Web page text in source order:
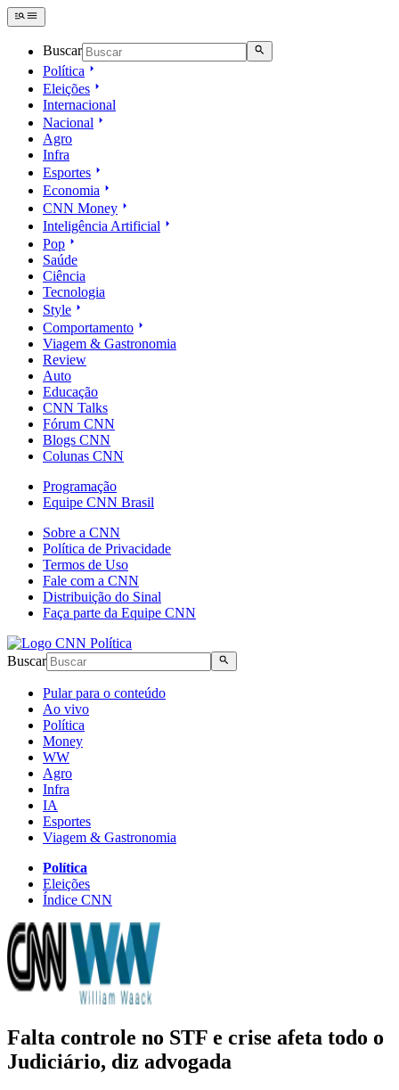
Buscar
Política
Eleições
Internacional
Nacional
Agro
Infra
Esportes
Economia
CNN Money
Inteligência Artificial
Pop
Saúde
Ciência
Tecnologia
Style
Comportamento
Viagem & Gastronomia
Review
Auto
Educação
CNN Talks
Fórum CNN
Blogs CNN
Colunas CNN
Programação
Equipe CNN Brasil
Sobre a CNN
Política de Privacidade
Termos de Uso
Fale com a CNN
Distribuição do Sinal
Faça parte da Equipe CNN
Buscar
Pular para o conteúdo
Ao vivo
Política
Money
WW
Agro
Infra
IA
Esportes
Viagem & Gastronomia
Política
Eleições
Índice CNN
Falta controle no STF e crise afeta todo o
Judiciário, diz advogada